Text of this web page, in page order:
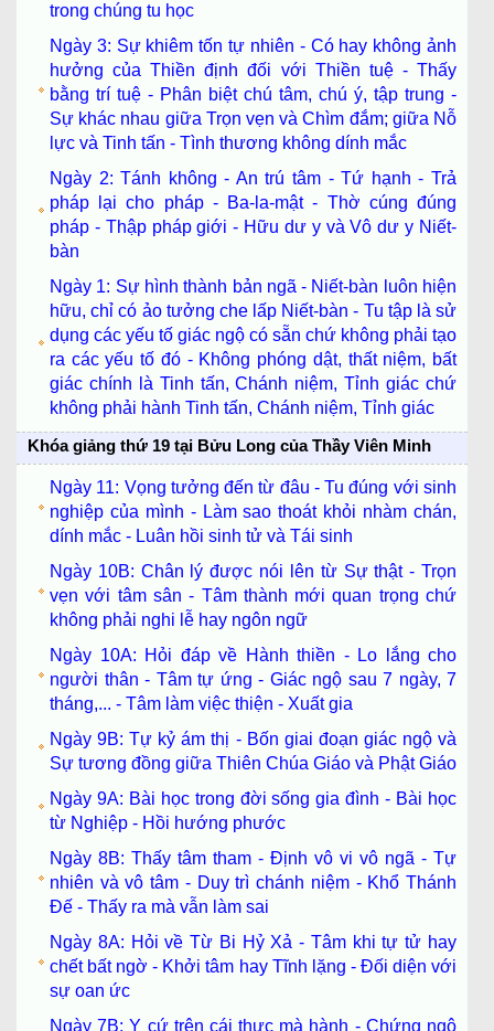
trong chúng tu học
Ngày 3: Sự khiêm tốn tự nhiên - Có hay không ảnh
hưởng của Thiền định đối với Thiền tuệ - Thấy
bằng trí tuệ - Phân biệt chú tâm, chú ý, tập trung -
Sự khác nhau giữa Trọn vẹn và Chìm đắm; giữa Nỗ
lực và Tinh tấn - Tình thương không dính mắc
Ngày 2: Tánh không - An trú tâm - Tứ hạnh - Trả
pháp lại cho pháp - Ba-la-mật - Thờ cúng đúng
pháp - Thập pháp giới - Hữu dư y và Vô dư y Niết-
bàn
Ngày 1: Sự hình thành bản ngã - Niết-bàn luôn hiện
hữu, chỉ có ảo tưởng che lấp Niết-bàn - Tu tập là sử
dụng các yếu tố giác ngộ có sẵn chứ không phải tạo
ra các yếu tố đó - Không phóng dật, thất niệm, bất
giác chính là Tinh tấn, Chánh niệm, Tỉnh giác chứ
không phải hành Tinh tấn, Chánh niệm, Tỉnh giác
Khóa giảng thứ 19 tại Bửu Long của Thầy Viên Minh
Ngày 11: Vọng tưởng đến từ đâu - Tu đúng với sinh
nghiệp của mình - Làm sao thoát khỏi nhàm chán,
dính mắc - Luân hồi sinh tử và Tái sinh
Ngày 10B: Chân lý được nói lên từ Sự thật - Trọn
vẹn với tâm sân - Tâm thành mới quan trọng chứ
không phải nghi lễ hay ngôn ngữ
Ngày 10A: Hỏi đáp về Hành thiền - Lo lắng cho
người thân - Tâm tự ứng - Giác ngộ sau 7 ngày, 7
tháng,... - Tâm làm việc thiện - Xuất gia
Ngày 9B: Tự kỷ ám thị - Bốn giai đoạn giác ngộ và
Sự tương đồng giữa Thiên Chúa Giáo và Phật Giáo
Ngày 9A: Bài học trong đời sống gia đình - Bài học
từ Nghiệp - Hồi hướng phước
Ngày 8B: Thấy tâm tham - Định vô vi vô ngã - Tự
nhiên và vô tâm - Duy trì chánh niệm - Khổ Thánh
Đế - Thấy ra mà vẫn làm sai
Ngày 8A: Hỏi về Từ Bi Hỷ Xả - Tâm khi tự tử hay
chết bất ngờ - Khởi tâm hay Tĩnh lặng - Đối diện với
sự oan ức
Ngày 7B: Y cứ trên cái thực mà hành - Chứng ngộ